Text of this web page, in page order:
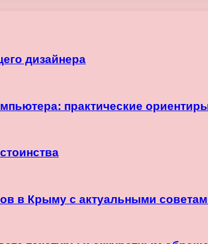
дизайнера
практические
в Крыму с актуальными